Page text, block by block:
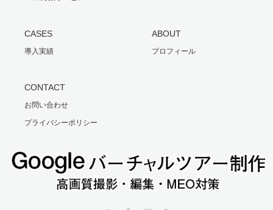
CASES
導入実績
ABOUT
プロフィール
CONTACT
お問い合わせ
プライバシーポリシー